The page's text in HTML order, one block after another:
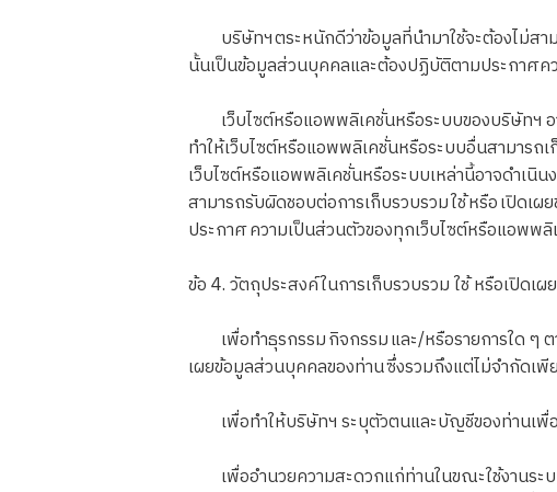
บริษัทฯ ตระหนักดีว่าข้อมูลที่นำมาใช้จะต้องไม่สา
นั้นเป็นข้อมูลส่วนบุคคลและต้องปฏิบัติตามประกาศค
เว็บไซต์หรือแอพพลิเคชั่นหรือระบบของบริษัทฯ อ
ทำให้เว็บไซต์หรือแอพพลิเคชั่นหรือระบบอื่นสามารถ
เว็บไซต์หรือแอพพลิเคชั่นหรือระบบเหล่านี้อาจดำเนิ
สามารถรับผิดชอบต่อการเก็บรวบรวม ใช้ หรือ เปิด
ประกาศ ความเป็นส่วนตัวของทุกเว็บไซต์หรือแอพพลิ
ข้อ 4. วัตถุประสงค์ในการเก็บรวบรวม ใช้ หรือเปิดเ
เพื่อทำธุรกรรม กิจกรรม และ/หรือรายการใด ๆ ต
เผยข้อมูลส่วนบุคคลของท่าน ซึ่งรวมถึงแต่ไม่จำกัดเ
เพื่อทำให้บริษัทฯ ระบุตัวตนและบัญชีของท่านเพื่อ
เพื่ออำนวยความสะดวกแก่ท่านในขณะใช้งานระ